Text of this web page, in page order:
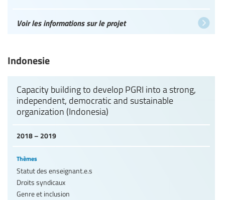
Voir les informations sur le projet
Indonesie
2018 – 2019
Capacity building to develop PGRI into a strong,
independent, democratic and sustainable
organization (Indonesia)
Thèmes
Statut des enseignant.e.s
Droits syndicaux
Genre et inclusion